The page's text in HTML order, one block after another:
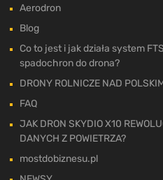
Aerodron
Blog
Co to jest i jak działa system
spadochron do drona?
DRONY ROLNICZE NAD
FAQ
JAK DRON SKYDIO X10
DANYCH Z POWIETRZA?
mostdobiznesu.pl